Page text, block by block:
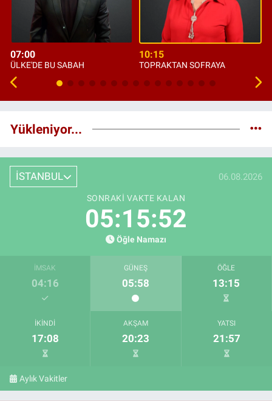
07:00
ÜLKE'DE BU SABAH
10:15
TOPRAKTAN SOFRAYA
Yükleniyor...
İSTANBUL 06.08.2026
SONRAKI VAKTE KALAN
05:15:51
Öğle Namazı
İMSAK
04:16
GÜNEŞ
05:58
ÖĞLE
13:15
İKINDI
17:08
AKŞAM
20:23
YATSI
21:57
Aylık Vakitler